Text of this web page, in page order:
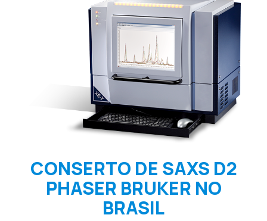
CONSERTO DE SAXS D2
PHASER BRUKER NO
BRASIL